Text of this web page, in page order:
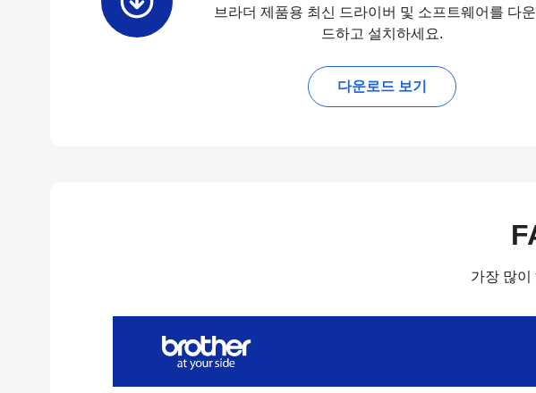
브라더 제품용 최신 드라이버 및 소프트웨어를 다
드하고 설치하세요.
다운로드 보기
가장 많이